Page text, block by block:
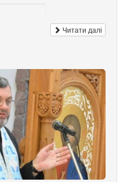
Читати далі